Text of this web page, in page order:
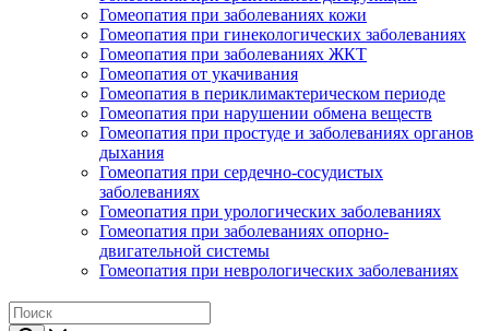
Гомеопатия при заболеваниях кожи
Гомеопатия при гинекологических заболеваниях
Гомеопатия при заболеваниях ЖКТ
Гомеопатия от укачивания
Гомеопатия в периклимактерическом периоде
Гомеопатия при нарушении обмена веществ
Гомеопатия при простуде и заболеваниях органов
дыхания
Гомеопатия при сердечно-сосудистых
заболеваниях
Гомеопатия при урологических заболеваниях
Гомеопатия при заболеваниях опорно-
двигательной системы
Гомеопатия при неврологических заболеваниях